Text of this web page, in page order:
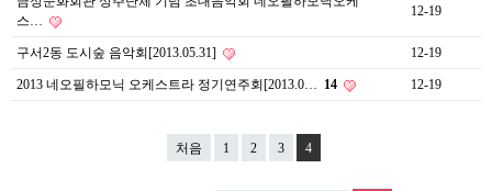
스…
12-19
구서2동 도시숲 음악회[2013.05.31] 12-19
2013 네오필하모닉 오케스트라 정기연주회[2013.0… 14 12-19
처음 1 2 3 4